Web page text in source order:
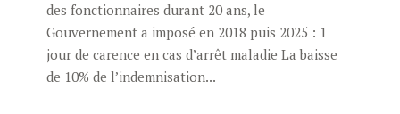
des fonctionnaires durant 20 ans, le
Gouvernement a imposé en 2018 puis 2025 : 1
jour de carence en cas d’arrêt maladie La baisse
de 10% de l’indemnisation...